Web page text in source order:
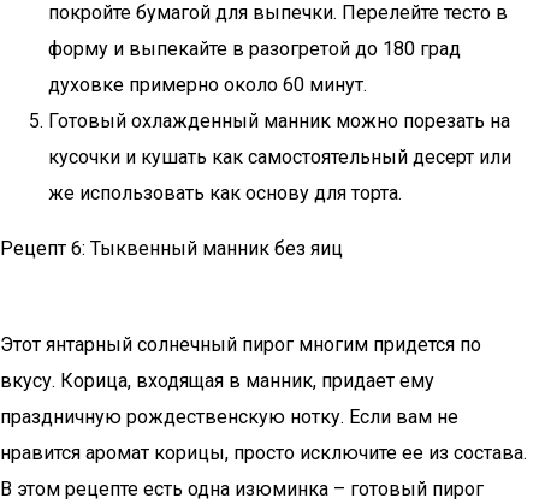
покройте бумагой для выпечки. Перелейте тесто в
форму и выпекайте в разогретой до 180 град
духовке примерно около 60 минут.
Готовый охлажденный манник можно порезать на
кусочки и кушать как самостоятельный десерт или
же использовать как основу для торта.
Рецепт 6: Тыквенный манник без яиц
Этот янтарный солнечный пирог многим придется по
вкусу. Корица, входящая в манник, придает ему
праздничную рождественскую нотку. Если вам не
нравится аромат корицы, просто исключите ее из состава.
В этом рецепте есть одна изюминка – готовый пирог